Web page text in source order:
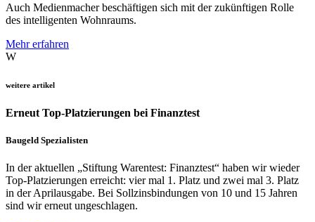
Auch Medienmacher beschäftigen sich mit der zukünftigen Rolle
des intelligenten Wohnraums.
Mehr erfahren
W
weitere artikel
Erneut Top-Platzierungen bei Finanztest
Baugeld Spezialisten
In der aktuellen „Stiftung Warentest: Finanztest“ haben wir wieder
Top-Platzierungen erreicht: vier mal 1. Platz und zwei mal 3. Platz
in der Aprilausgabe. Bei Sollzinsbindungen von 10 und 15 Jahren
sind wir erneut ungeschlagen.